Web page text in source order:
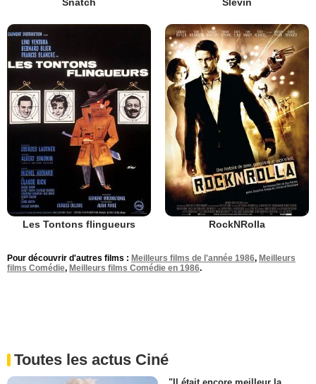
Les Tontons flingueurs RockNRolla
Pour découvrir d'autres films : Meilleurs films de l'année 1986, Meilleurs
films Comédie, Meilleurs films Comédie en 1986.
Toutes les actus Ciné